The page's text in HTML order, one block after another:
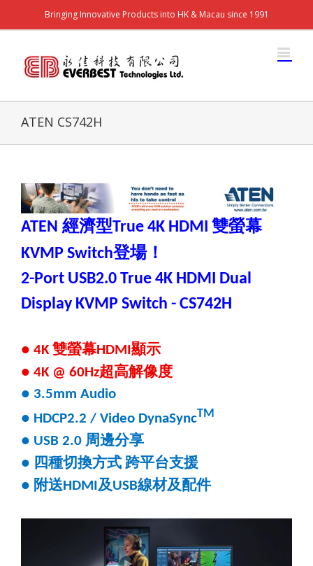
Bringing Innovative Products into HK & Macau since 1991
ATEN CS742H
ATEN 經濟型True 4K HDMI 雙螢幕
KVMP Switch登場！
2-Port USB2.0 True 4K HDMI Dual
Display KVMP Switch - CS742H
● 4K雙螢幕HDMI顯示
● 4K @ 60Hz超高解像度
● 3.5mm Audio
● HDCP2.2 / Video DynaSyncTM
● USB 2.0 周邊分享
● 四種切換方式 跨平台支援
● 附送HDMI及USB線材及配件